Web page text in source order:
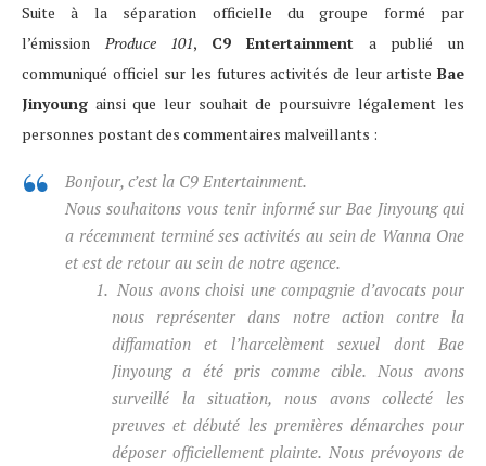
Suite à la séparation officielle du groupe formé par
l’émission Produce 101, C9Entertainment a publié un
communiqué officiel sur les futures activités de leur artiste Bae
Jinyoung ainsi que leur souhait de poursuivre légalement les
personnes postant des commentaires malveillants :
Bonjour, c’est la C9 Entertainment.
Nous souhaitons vous tenir informé sur Bae Jinyoung qui
a récemment terminé ses activités au sein de Wanna One
et est de retour au sein de notre agence.
Nous avons choisi une compagnie d’avocats pour
nous représenter dans notre action contre la
diffamation et l’harcelèment sexuel dont Bae
Jinyoung a été pris comme cible. Nous avons
surveillé la situation, nous avons collecté les
preuves et débuté les premières démarches pour
déposer officiellement plainte. Nous prévoyons de